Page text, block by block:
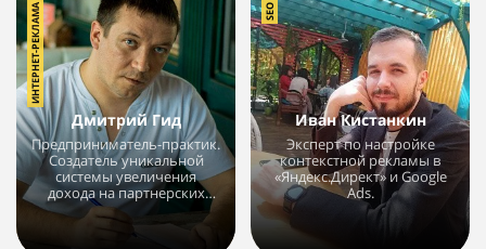
Дмитрий Гид
Предприниматель-практик.
Создатель уникальной
системы увеличения
дохода на партнерских
программах.
ИНТЕРНЕТ-РЕКЛАМА
Иван Кистанкин
Эксперт по настройке
контекстной рекламы в
«Яндекс.Директ» и Google
Ads.
SEO